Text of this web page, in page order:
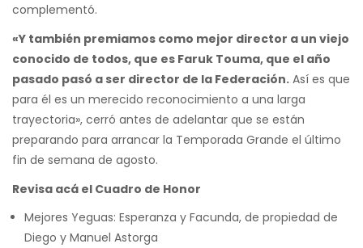
complementó.
«Y también premiamos como mejor director a un viejo
conocido de todos, que es Faruk Touma, que el año
pasado pasó a ser director de la Federación. Así es que
para él es un merecido reconocimiento a una larga
trayectoria», cerró antes de adelantar que se están
preparando para arrancar la Temporada Grande el último
fin de semana de agosto.
Revisa acá el Cuadro de Honor
Mejores Yeguas: Esperanza y Facunda, de propiedad de
Diego y Manuel Astorga